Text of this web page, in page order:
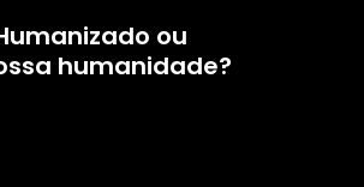
ou
humanidade?